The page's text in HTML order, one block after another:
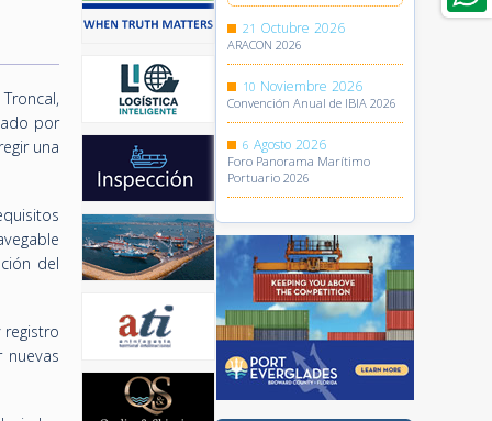
por
una
del
21 Octubre 2026
ARACON 2026
10 Noviembre 2026
Convención Anual de IBIA 2026
6 Agosto 2026
Foro Panorama Marítimo
Portuario 2026